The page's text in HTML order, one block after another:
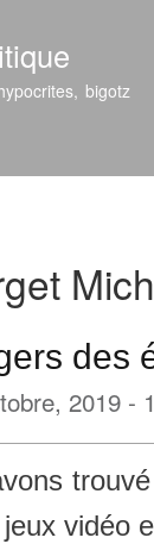
bigotz
des
2019 -
vidéo